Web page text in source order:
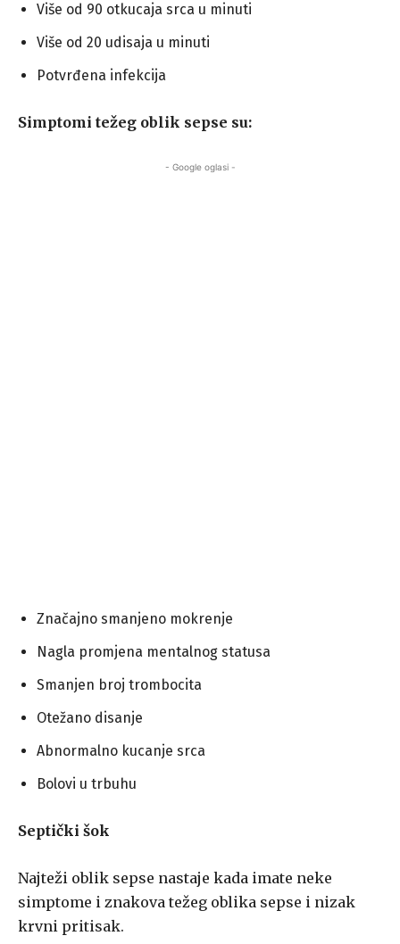
Više od 90 otkucaja srca u minuti
Više od 20 udisaja u minuti
Potvrđena infekcija
Simptomi težeg oblik sepse su:
- Google oglasi -
Značajno smanjeno mokrenje
Nagla promjena mentalnog statusa
Smanjen broj trombocita
Otežano disanje
Abnormalno kucanje srca
Bolovi u trbuhu
Septički šok
Najteži oblik sepse nastaje kada imate neke
simptome i znakova težeg oblika sepse i nizak
krvni pritisak.